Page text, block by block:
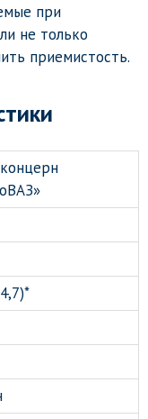
при
не только
приемистость.